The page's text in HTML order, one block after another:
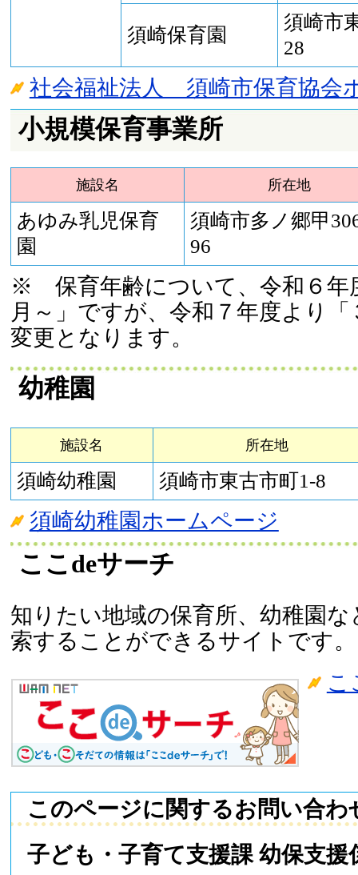
須崎保育園
須崎市
28
社会福祉法人 須崎市保育協会
小規模保育事業所
施設名 所在地
あゆみ乳児保育
園
須崎市多ノ郷甲
96
※ 保育年齢について、令和６年
月～」ですが、令和７年度より
変更となります。
幼稚園
施設名 所在地
須崎幼稚園 須崎市東古市町1-8
須崎幼稚園ホームページ
ここdeサーチ
知りたい地域の保育所、幼稚園
索することができるサイトです。
こ
このページに関するお問い合わ
子ども・子育て支援課 幼保支援